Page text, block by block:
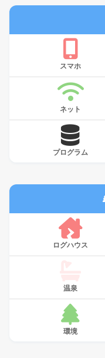
スマホ
ネット
プログラム
ログハウス
温泉
環境